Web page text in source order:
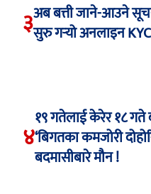
३अब बत्ती जाने-आउने
सुरु गर्‍यो अनलाइन
४
१९ गतेलाई केरेर १८
‘बिगतका कमजोरी
बदमासीबारे मौन !